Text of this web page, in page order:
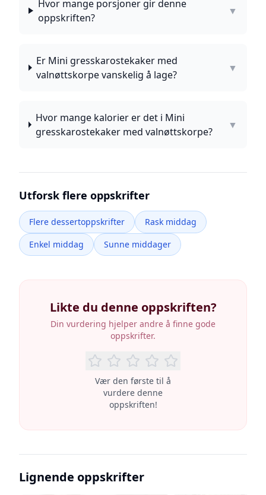
Hvor mange porsjoner gir denne
oppskriften?
▼
Er Mini gresskarostekaker med
valnøttskorpe vanskelig å lage?
▼
Hvor mange kalorier er det i Mini
gresskarostekaker med valnøttskorpe?
▼
Utforsk flere oppskrifter
Flere dessertoppskrifter
Rask middag
Enkel middag
Sunne middager
Likte du denne oppskriften?
Din vurdering hjelper andre å finne gode
oppskrifter.
Vær den første til å
vurdere denne
oppskriften!
Lignende oppskrifter